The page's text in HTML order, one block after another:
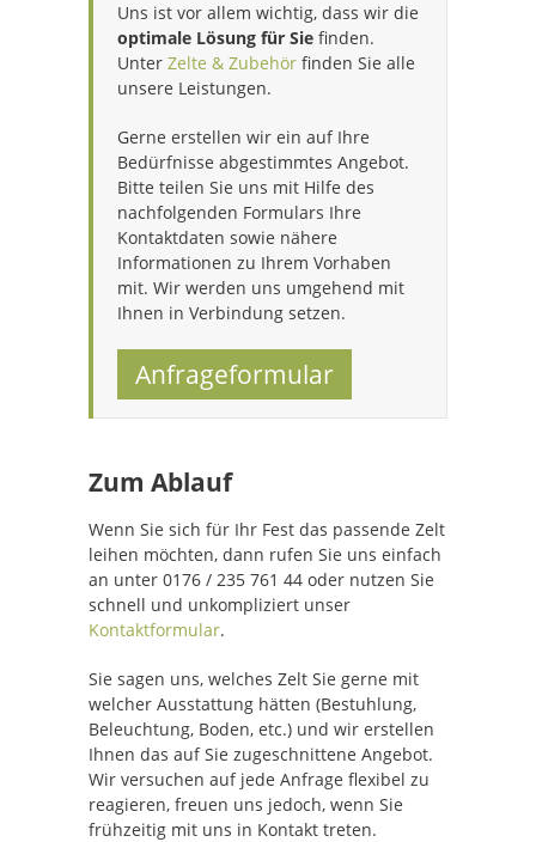
Uns ist vor allem wichtig, dass wir die
optimale Lösung für Sie finden.
Unter Zelte & Zubehör finden Sie alle
unsere Leistungen.
Gerne erstellen wir ein auf Ihre
Bedürfnisse abgestimmtes Angebot.
Bitte teilen Sie uns mit Hilfe des
nachfolgenden Formulars Ihre
Kontaktdaten sowie nähere
Informationen zu Ihrem Vorhaben
mit. Wir werden uns umgehend mit
Ihnen in Verbindung setzen.
Anfrageformular
Zum Ablauf
Wenn Sie sich für Ihr Fest das passende Zelt
leihen möchten, dann rufen Sie uns einfach
an unter 0176 / 235 761 44 oder nutzen Sie
schnell und unkompliziert unser
Kontaktformular.
Sie sagen uns, welches Zelt Sie gerne mit
welcher Ausstattung hätten (Bestuhlung,
Beleuchtung, Boden, etc.) und wir erstellen
Ihnen das auf Sie zugeschnittene Angebot.
Wir versuchen auf jede Anfrage flexibel zu
reagieren, freuen uns jedoch, wenn Sie
frühzeitig mit uns in Kontakt treten.